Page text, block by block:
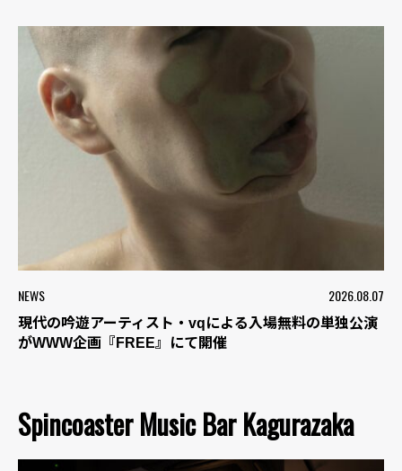
NEWS 2026.08.07
現代の吟遊アーティスト・vqによる入場無料の単独公演
がWWW企画『FREE』にて開催
Spincoaster Music Bar Kagurazaka